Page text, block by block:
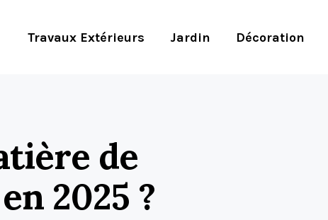
Travaux Extérieurs Jardin Décoration
de
2025 ?